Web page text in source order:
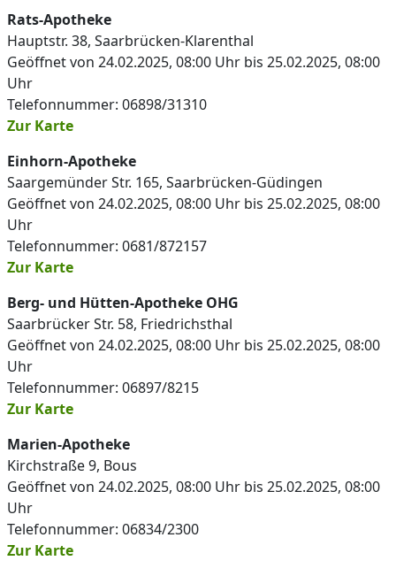
Rats-Apotheke
Hauptstr. 38, Saarbrücken-Klarenthal
Geöffnet von 24.02.2025, 08:00 Uhr bis 25.02.2025, 08:00
Uhr
Telefonnummer: 06898/31310
Zur Karte
Einhorn-Apotheke
Saargemünder Str. 165, Saarbrücken-Güdingen
Geöffnet von 24.02.2025, 08:00 Uhr bis 25.02.2025, 08:00
Uhr
Telefonnummer: 0681/872157
Zur Karte
Berg- und Hütten-Apotheke OHG
Saarbrücker Str. 58, Friedrichsthal
Geöffnet von 24.02.2025, 08:00 Uhr bis 25.02.2025, 08:00
Uhr
Telefonnummer: 06897/8215
Zur Karte
Marien-Apotheke
Kirchstraße 9, Bous
Geöffnet von 24.02.2025, 08:00 Uhr bis 25.02.2025, 08:00
Uhr
Telefonnummer: 06834/2300
Zur Karte